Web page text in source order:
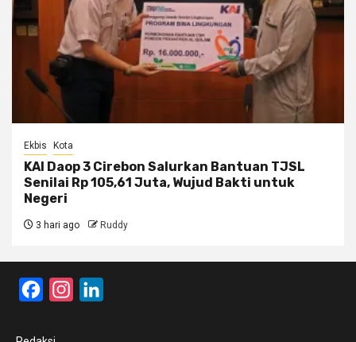
Ekbis Kota
KAI Daop 3 Cirebon Salurkan Bantuan TJSL
Senilai Rp 105,61 Juta, Wujud Bakti untuk
Negeri
3 hari ago Ruddy
FacebookInstagram